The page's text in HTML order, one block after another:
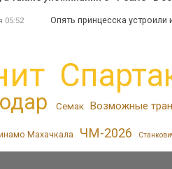
05:52 Опять принцесска устроили
Семак Возможные
Махачкала ЧМ-2026